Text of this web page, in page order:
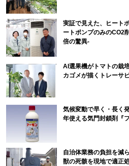
実証で見えた、ヒート
ートポンプのみのCO2
倍の驚異-
AI選果機がトマトの栽
カゴメが描くトレーサ
気候変動で早く・長く
年使える気門封鎖剤『
自治体業務の負担を減
獣の死骸を現地で適正